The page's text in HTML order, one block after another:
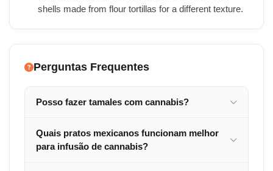
shells made from flour tortillas for a different texture.
Perguntas Frequentes
Posso fazer tamales com cannabis?
Quais pratos mexicanos funcionam melhor
para infusão de cannabis?